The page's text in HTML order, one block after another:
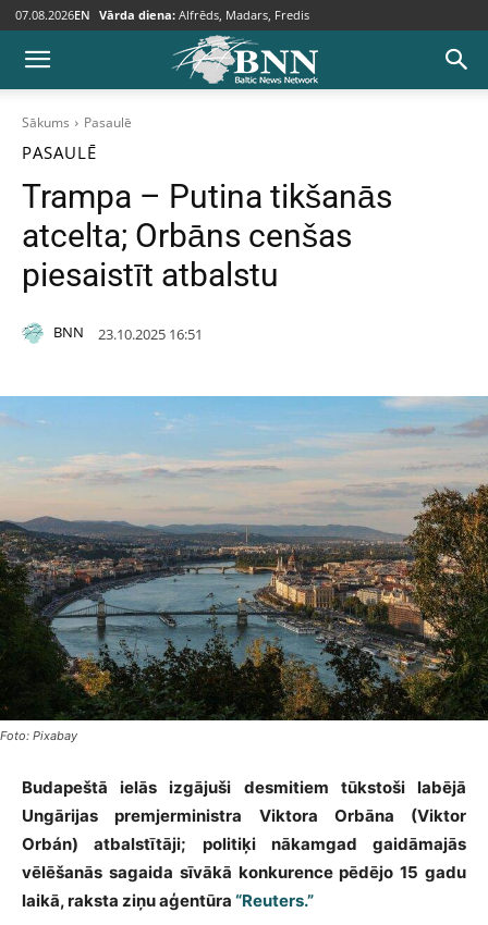
07.08.2026EN Vārda diena: Alfrēds, Madars, Fredis
Sākums Pasaulē
PASAULĒ
Trampa – Putina tikšanās
atcelta; Orbāns cenšas
piesaistīt atbalstu
BNN 23.10.2025 16:51
Foto: Pixabay
Budapeštā ielās izgājuši desmitiem tūkstoši labējā
Ungārijas premjerministra Viktora Orbāna (Viktor
Orbán) atbalstītāji; politiķi nākamgad gaidāmajās
vēlēšanās sagaida sīvākā konkurence pēdējo 15 gadu
laikā, raksta ziņu aģentūra “Reuters.”